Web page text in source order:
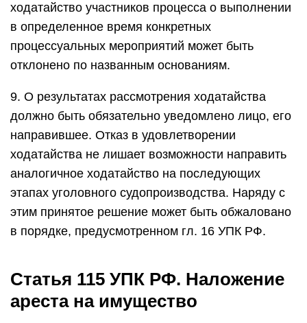
ходатайство участников процесса о выполнении
в определенное время конкретных
процессуальных мероприятий может быть
отклонено по названным основаниям.
9. О результатах рассмотрения ходатайства
должно быть обязательно уведомлено лицо, его
направившее. Отказ в удовлетворении
ходатайства не лишает возможности направить
аналогичное ходатайство на последующих
этапах уголовного судопроизводства. Наряду с
этим принятое решение может быть обжаловано
в порядке, предусмотренном гл. 16 УПК РФ.
Статья 115 УПК РФ. Наложение
ареста на имущество